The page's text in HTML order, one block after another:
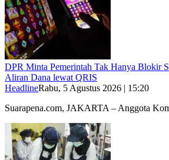
DPR Minta Pemerintah Tak Hanya Blokir
Aliran Dana lewat QRIS
HeadlineRabu, 5 Agustus 2026 | 15:20
Suarapena.com, JAKARTA – Anggota